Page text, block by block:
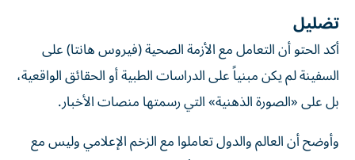
تضليل
أكد الحتو أن التعامل مع الأزمة الصحية (فيروس هانتا) على
السفينة لم يكن مبنياً على الدراسات الطبية أو الحقائق الواقعية،
بل على «الصورة الذهنية» التي رسمتها منصات الأخبار.
وأوضح أن العالم والدول تعاملوا مع الزخم الإعلامي وليس مع